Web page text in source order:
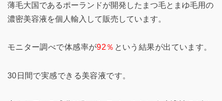
薄毛大国であるポーランドが開発したまつ毛とまゆ毛用の
濃密美容液を個人輸入して販売しています。
モニター調べで体感率が92％ という結果が出ています。
30日間で実感できる美容液です。